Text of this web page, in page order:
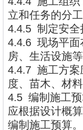
立和任务的分工
4.4.5 制定安全
4.4.6 现场平面
房、生活设施
4.4.7 施工方案
度、苗木、材
4.5 编制施工
应根据设计概
编制施工预算。